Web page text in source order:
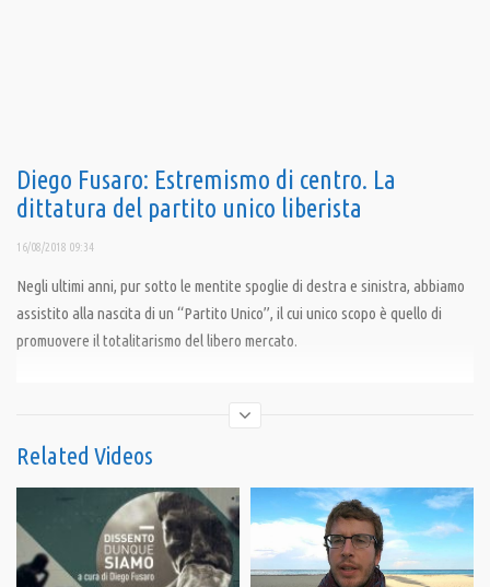
Diego Fusaro: Estremismo di centro. La
dittatura del partito unico liberista
16/08/2018 09:34
Negli ultimi anni, pur sotto le mentite spoglie di destra e sinistra, abbiamo
assistito alla nascita di un “Partito Unico”, il cui unico scopo è quello di
promuovere il totalitarismo del libero mercato.
Category: Dissento dunque siamo di Diego Fusaro
PrimoPiano
Tags:Diego Fusaro,Forza Italia,Globalizzazione ,Liberismo Libero Mercato
Democratico,Partito Unico,PD Renzi
Related Videos